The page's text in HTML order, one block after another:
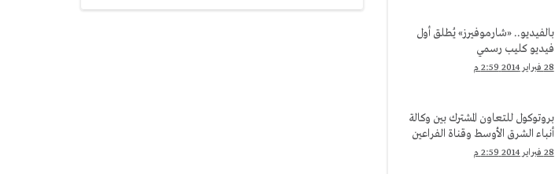
بالفيديو.. «شارموفيرز» يُطلق أول
فيديو كليب رسمي
28 فبراير 2014 2:59 م
بروتوكول للتعاون المشترك بين وكالة
أنباء الشرق الأوسط وقناة الفراعين
28 فبراير 2014 2:59 م